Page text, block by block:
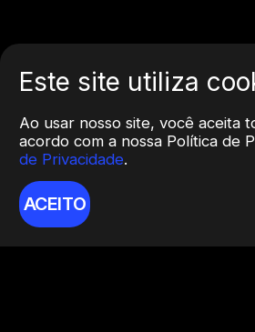
Este site utiliza
Ao usar nosso site, você aceita
acordo com a nossa Política de
de Privacidade.
ACEITO